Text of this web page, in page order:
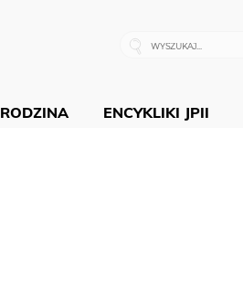
RODZINA ENCYKLIKI JPII